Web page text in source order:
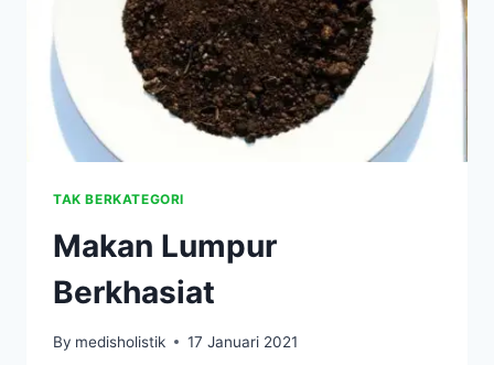
TAK BERKATEGORI
Makan Lumpur
Berkhasiat
By medisholistik 17 Januari 2021